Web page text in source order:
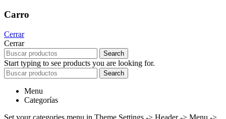
Carro
Cerrar
Cerrar
Search
Start typing to see products you are looking for.
Search
Menu
Categorías
Set your categories menu in Theme Settings -> Header -> Menu ->